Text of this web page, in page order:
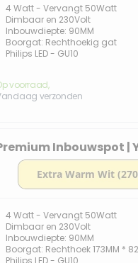
4 Watt - Vervangt 50Watt
Dimbaar en 230Volt
Inbouwdiepte: 90MM
Boorgat: Rechthoekig gat
Philips LED - GU10
voorraad,
verzonden
Inbouwspot |
4 Watt - Vervangt 50Watt
Dimbaar en 230Volt
Inbouwdiepte: 90MM
Boorgat: Rechthoek 173MM *
Philips LED - GU10